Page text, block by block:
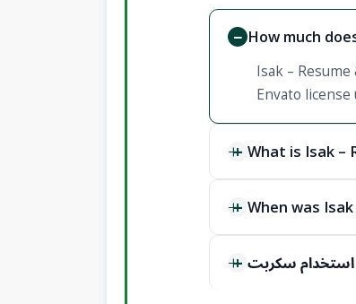
How much
Isak –
Envato
What is Isak –
When was